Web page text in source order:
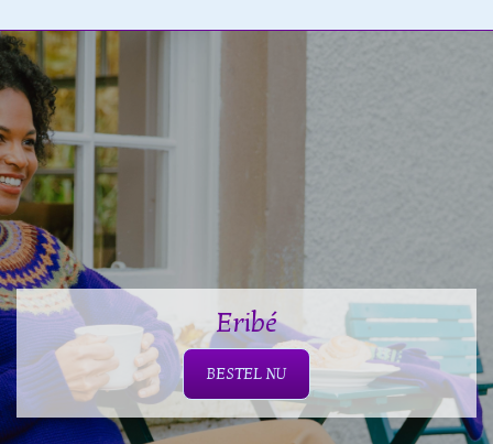
Eribé
BESTEL NU